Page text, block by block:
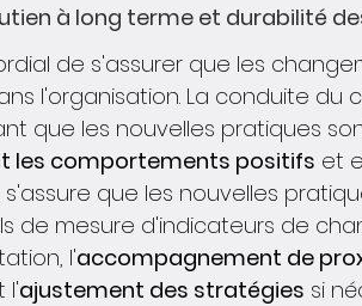
à long terme et
de s'assurer que les
l'organisation. La conduite du
que les nouvelles pratiques
les comportements positifs et
que les nouvelles
de mesure d'indicateurs de
l'accompagnement de
l'ajustement des stratégies si